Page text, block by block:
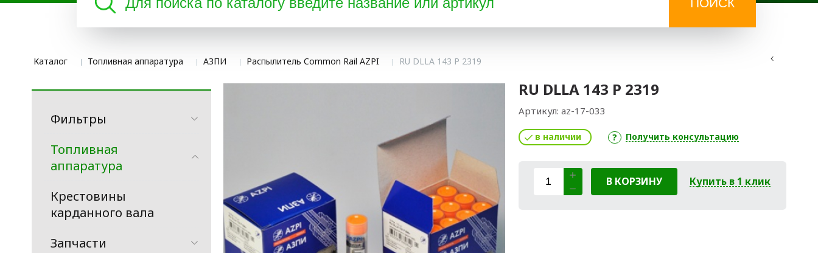
Каталог Топливная аппаратура АЗПИ Распылитель Common Rail AZPI RU DLLA 143 P 2319
Фильтры
Топливная
аппаратура
Крестовины
карданного вала
Запчасти
RU DLLA 143 P 2319
Артикул: az-17-033
в наличии Получить консультацию
В КОРЗИНУ Купить в 1 клик